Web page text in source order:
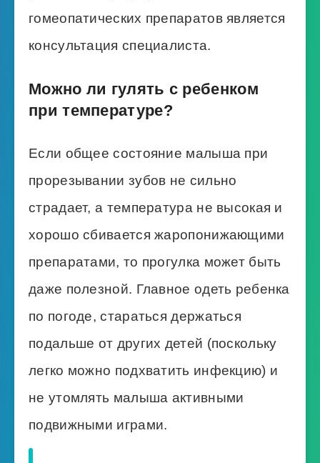
гомеопатических препаратов является
консультация специалиста.
Можно ли гулять с ребенком
при температуре?
Если общее состояние малыша при
прорезывании зубов не сильно
страдает, а температура не высокая и
хорошо сбивается жаропонижающими
препаратами, то прогулка может быть
даже полезной. Главное одеть ребенка
по погоде, стараться держаться
подальше от других детей (поскольку
легко можно подхватить инфекцию) и
не утомлять малыша активными
подвижными играми.